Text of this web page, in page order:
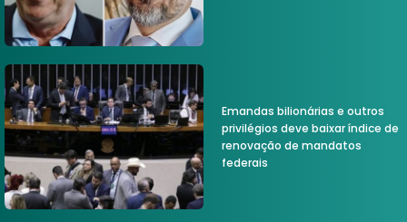
Emandas bilionárias e outros
privilégios deve baixar índice de
renovação de mandatos
federais